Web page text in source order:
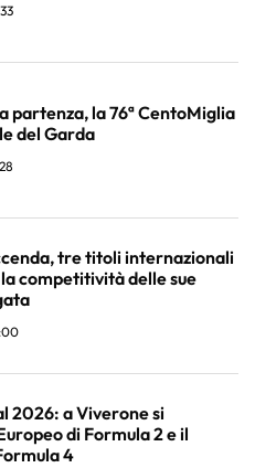
partenza, la 76ª CentoMiglia
del Garda
tre titoli internazionali
competitività delle sue
2026: a Viverone si
di Formula 2 e il
4